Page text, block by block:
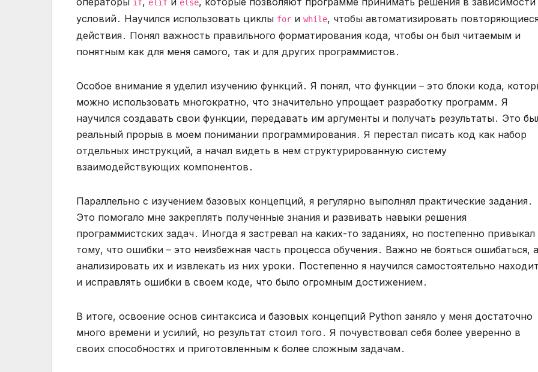
if elif else
условий․ Научился использовать циклы for и while, чтобы автоматизировать
действия․ Понял важность правильного форматирования кода, чтобы он был читаемым и
понятным как для меня самого, так и для других программистов․
Особое внимание я уделил изучению функций․ Я понял, что функции – это блоки кода,
можно использовать многократно, что значительно упрощает разработку программ․ Я
научился создавать свои функции, передавать им аргументы и получать результаты․ Это
реальный прорыв в моем понимании программирования․ Я перестал писать код как набор
отдельных инструкций, а начал видеть в нем структурированную систему
взаимодействующих компонентов․
Параллельно с изучением базовых концепций, я регулярно выполнял практические задания․
Это помогало мне закреплять полученные знания и развивать навыки решения
программистских задач․ Иногда я застревал на каких-то заданиях, но постепенно привыкал
тому, что ошибки – это неизбежная часть процесса обучения․ Важно не бояться ошибаться, а
анализировать их и извлекать из них уроки․ Постепенно я научился самостоятельно
и исправлять ошибки в своем коде, что было огромным достижением․
В итоге, освоение основ синтаксиса и базовых концепций Python заняло у меня достаточно
много времени и усилий, но результат стоил того․ Я почувствовал себя более уверенно в
своих способностях и приготовленным к более сложным задачам․